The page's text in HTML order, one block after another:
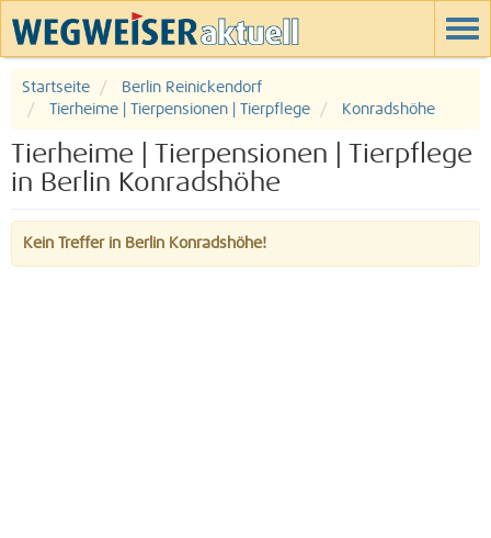
Startseite
Berlin Reinickendorf
Tierheime | Tierpensionen | Tierpflege
Konradshöhe
Tierheime | Tierpensionen | Tierpflege
in Berlin Konradshöhe
Kein Treffer in Berlin Konradshöhe!